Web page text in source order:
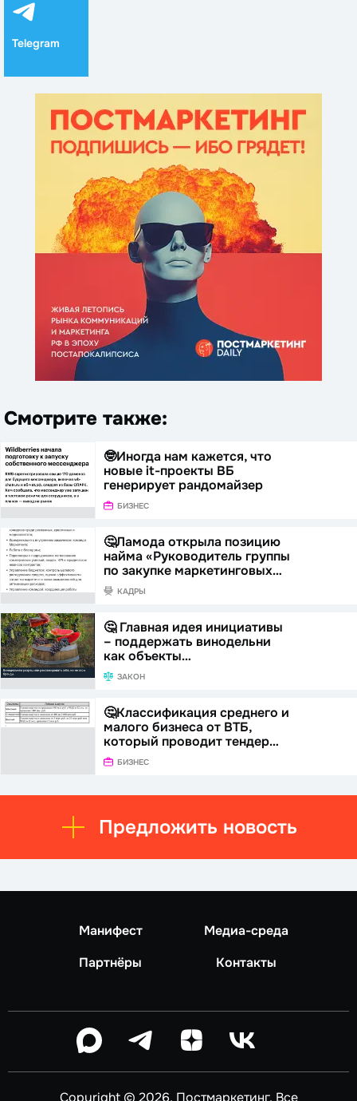
Telegram
Смотрите также:
🤓Иногда нам кажется, что
новые it-проекты ВБ
генерирует рандомайзер
БИЗНЕС
🤔Ламода открыла позицию
найма «Руководитель группы
по закупке маркетинговых…
КАДРЫ
🤔 Главная идея инициативы
– поддержать винодельни
как объекты…
ЗАКОН
🤔Классификация среднего и
малого бизнеса от ВТБ,
который проводит тендер…
БИЗНЕС
Предложить новость
Манифест
Медиа-среда
Партнёры
Контакты
Copyright © 2026, Постмаркетинг. Все